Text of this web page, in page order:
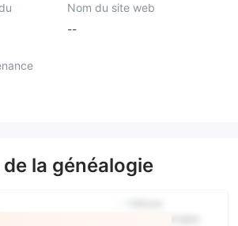
Nom du site web
--
la généalogie